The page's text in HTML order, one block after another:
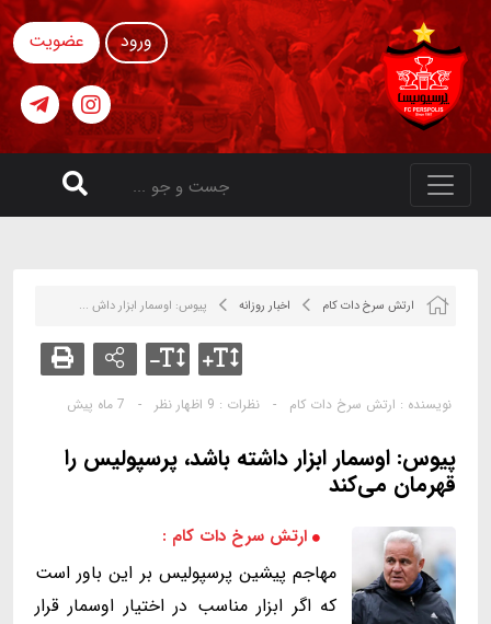
ورود عضویت
ارتش سرخ دات کام اخبار روزانه پیوس: اوسمار ابزار داش ...
نویسنده : ارتش سرخ دات کام - نظرات : 9 اظهار نظر - 7 ماه پیش
پیوس: اوسمار ابزار داشته باشد، پرسپولیس را
قهرمان می‌کند
ارتش سرخ دات کام :
مهاجم پیشین پرسپولیس بر این باور است
که اگر ابزار مناسب در اختیار اوسمار قرار